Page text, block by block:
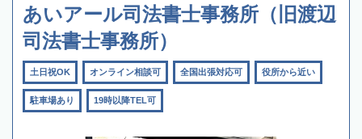
あいアール司法書士事務所（旧渡辺
司法書士事務所）
土日祝OK オンライン相談可 全国出張対応可 役所から近い
駐車場あり 19時以降TEL可